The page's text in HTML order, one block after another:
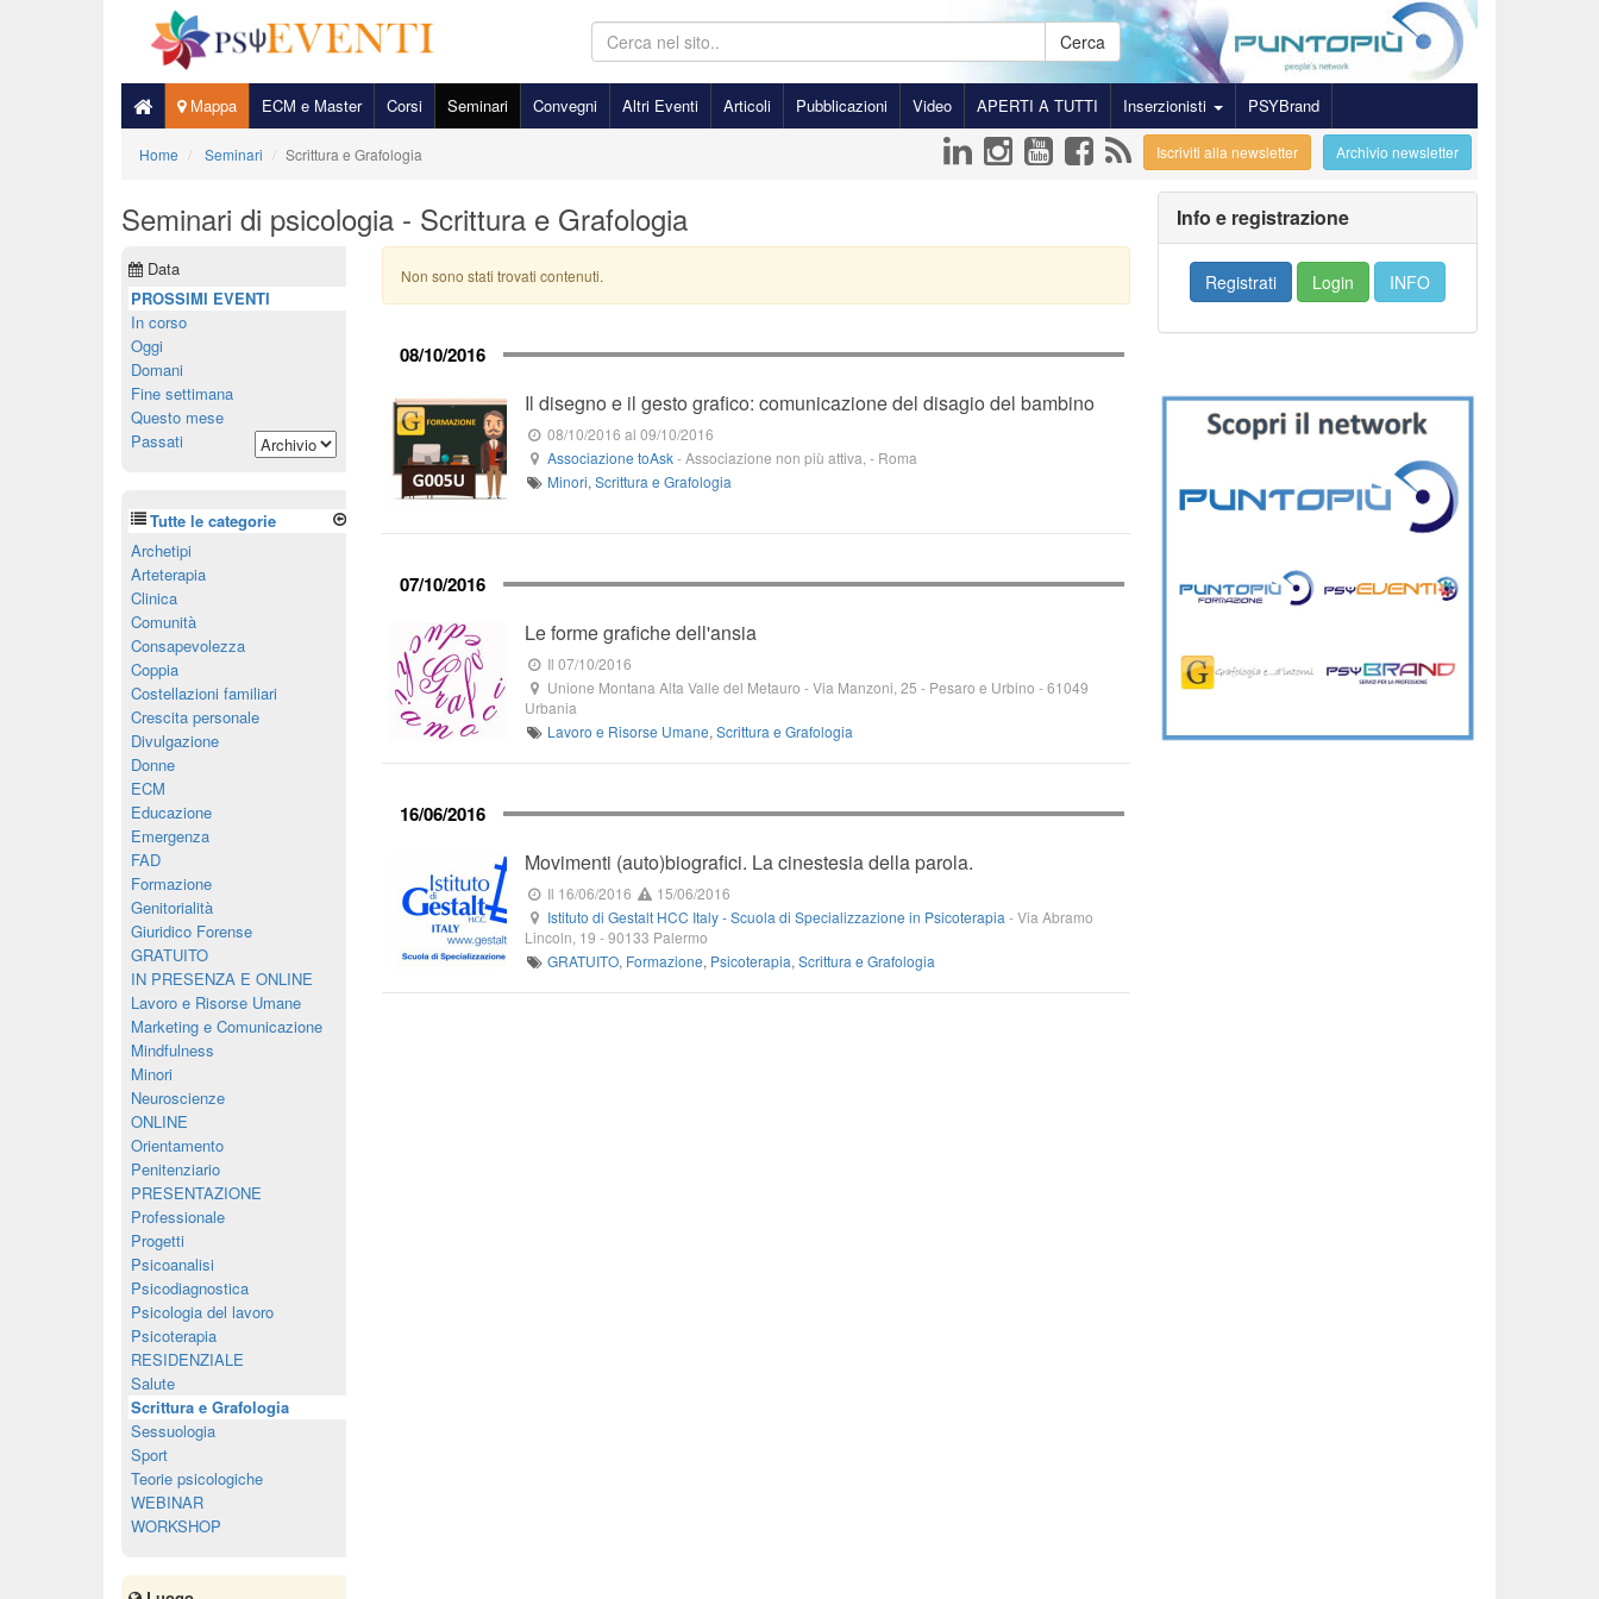
Cerca
Mappa ECM e Master Corsi Seminari Convegni Altri Eventi Articoli Pubblicazioni Video APERTI A TUTTI Inserzionisti PSYBrand
Home Seminari Scrittura e Grafologia Archivio newsletter
Iscriviti alla newsletter
Seminari di psicologia - Scrittura e Grafologia
Non sono stati trovati contenuti.
08/10/2016
Il disegno e il gesto grafico: comunicazione del disagio del bambino
08/10/2016 al 09/10/2016
Associazione toAsk-Associazione non più attiva, - Roma
Minori, Scrittura e Grafologia
07/10/2016
Le forme grafiche dell'ansia
Il 07/10/2016
Unione Montana Alta Valle del Metauro -Via Manzoni, 25 - Pesaro e Urbino -61049
Urbania
Lavoro e Risorse Umane, Scrittura e Grafologia
16/06/2016
Movimenti (auto)biografici. La cinestesia della parola.
Il 16/06/2016
15/06/2016
Istituto di Gestalt HCC Italy - Scuola di Specializzazione in Psicoterapia -Via Abramo
Lincoln, 19 -90133 Palermo
GRATUITO, Formazione, Psicoterapia, Scrittura e Grafologia
Data
PROSSIMI EVENTI
In corso
Oggi
Domani
Fine settimana
Questo mese
Passati
Tutte le categorie
Archetipi
Arteterapia
Clinica
Comunità
Consapevolezza
Coppia
Costellazioni familiari
Crescita personale
Divulgazione
Donne
ECM
Educazione
Emergenza
FAD
Formazione
Genitorialità
Giuridico Forense
GRATUITO
IN PRESENZA E ONLINE
Lavoro e Risorse Umane
Marketing e Comunicazione
Mindfulness
Minori
Neuroscienze
ONLINE
Orientamento
Penitenziario
PRESENTAZIONE
Professionale
Progetti
Psicoanalisi
Psicodiagnostica
Psicologia del lavoro
Psicoterapia
RESIDENZIALE
Salute
Scrittura e Grafologia
Sessuologia
Sport
Teorie psicologiche
WEBINAR
WORKSHOP
Info e registrazione
Registrati Login INFO